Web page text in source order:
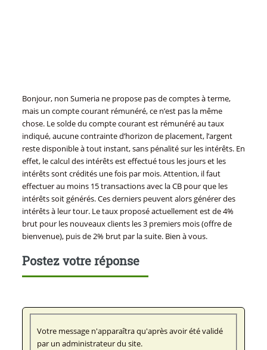
Bonjour, non Sumeria ne propose pas de comptes à terme,
mais un compte courant rémunéré, ce n’est pas la même
chose. Le solde du compte courant est rémunéré au taux
indiqué, aucune contrainte d’horizon de placement, l’argent
reste disponible à tout instant, sans pénalité sur les intérêts. En
effet, le calcul des intérêts est effectué tous les jours et les
intérêts sont crédités une fois par mois. Attention, il faut
effectuer au moins 15 transactions avec la CB pour que les
intérêts soit générés. Ces derniers peuvent alors générer des
intérêts à leur tour. Le taux proposé actuellement est de 4%
brut pour les nouveaux clients les 3 premiers mois (offre de
bienvenue), puis de 2% brut par la suite. Bien à vous.
Postez votre réponse
Votre message n'apparaîtra qu'après avoir été validé
par un administrateur du site.